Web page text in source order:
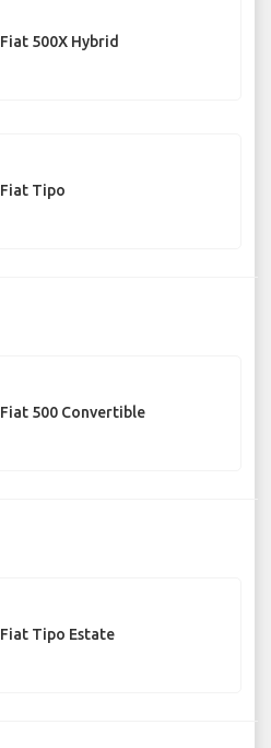
Fiat 500X Hybrid
Fiat Tipo
Fiat 500 Convertible
Fiat Tipo Estate